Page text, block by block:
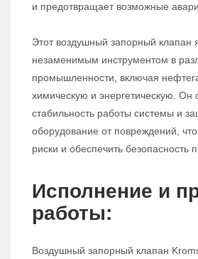
и предотвращает возможные
Этот воздушный запорный клапан
незаменимым инструментом в
промышленности, включая
химическую и энергетическую. Он
стабильность работы системы и
оборудование от повреждений, что
риски и обеспечить безопасность
Исполнение и
работы:
Воздушный запорный клапан